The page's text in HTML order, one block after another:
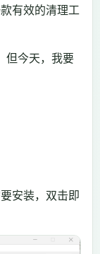
有效的清理工
但今天，我要
安装，双击即